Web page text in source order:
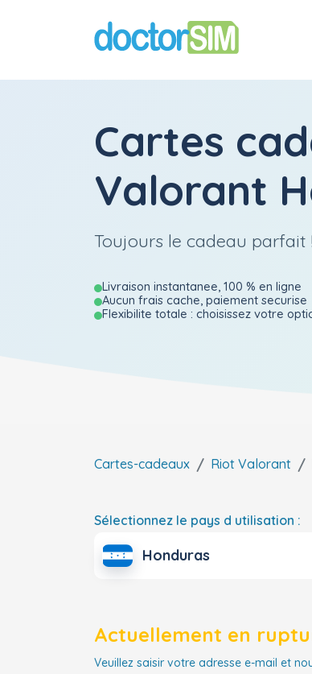
Cartes
Valorant
Toujours le cadeau parfait !
Livraison instantanee, 100 % en ligne
Aucun frais cache, paiement securise
Flexibilite totale : choisissez votre
Cartes-cadeaux Riot Valorant
Sélectionnez le pays d utilisation :
Honduras
Actuellement en
Veuillez saisir votre adresse e-mail et